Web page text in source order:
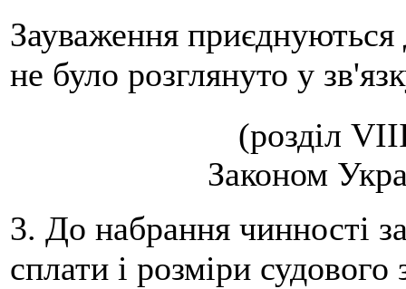
Зауваження
не було розглянуто у
(розділ
Законом
3. До набрання чинності
сплати і розміри судового